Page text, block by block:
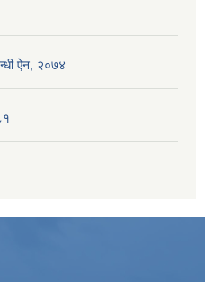
ऐन, २०७४